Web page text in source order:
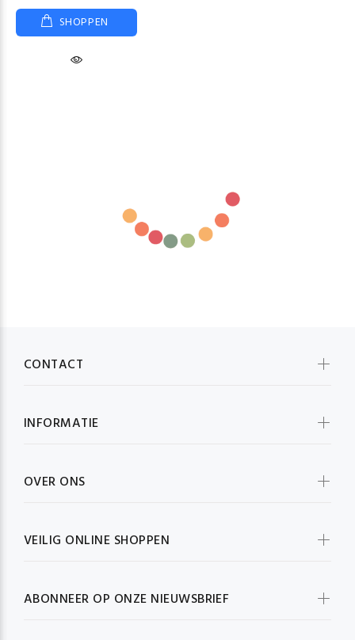
SHOPPEN
ABONNEER OP ONZE NIEUWSBRIEF
CONTACT
INFORMATIE
OVER ONS
VEILIG ONLINE SHOPPEN